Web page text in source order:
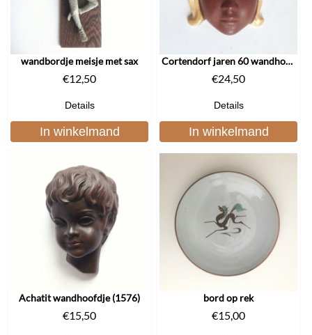
wandbordje meisje met sax
€12,50
Details
In winkelmand
Cortendorf jaren 60 wandhoofdje
€24,50
Details
In winkelmand
Achatit wandhoofdje (1576)
€15,50
bord op rek
€15,00